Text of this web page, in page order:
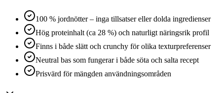
100 % jordnötter – inga tillsatser eller dolda ingredienser
Hög proteinhalt (ca 28 %) och naturligt näringsrik profil
Finns i både slätt och crunchy för olika texturpreferenser
Neutral bas som fungerar i både söta och salta recept
Prisvärd för mängden användningsområden